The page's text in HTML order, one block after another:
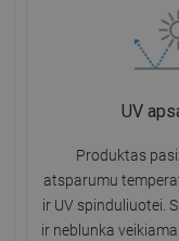
UV
Produktas
atsparumu
ir UV spinduliuotei.
ir neblunka